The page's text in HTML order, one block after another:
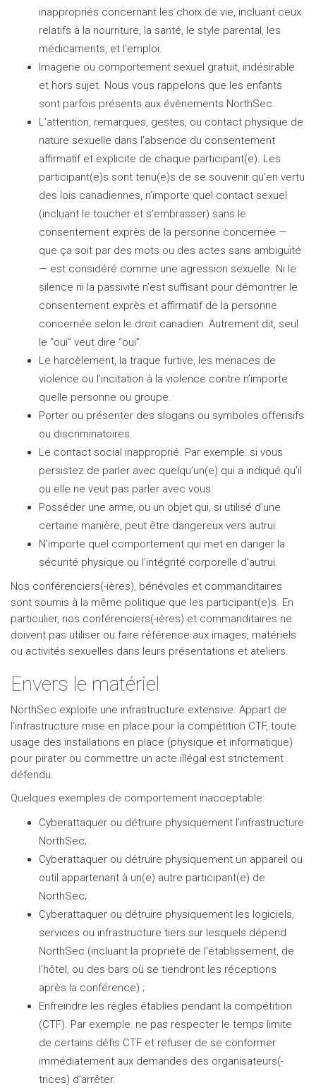
inappropriés concernant les choix de vie, incluant ceux
relatifs à la nourriture, la santé, le style parental, les
médicaments, et l’emploi.
Imagerie ou comportement sexuel gratuit, indésirable
et hors sujet. Nous vous rappelons que les enfants
sont parfois présents aux évènements NorthSec.
L’attention, remarques, gestes, ou contact physique de
nature sexuelle dans l’absence du consentement
affirmatif et explicite de chaque participant(e). Les
participant(e)s sont tenu(e)s de se souvenir qu’en vertu
des lois canadiennes, n’importe quel contact sexuel
(incluant le toucher et s’embrasser) sans le
consentement exprès de la personne concernée —
que ça soit par des mots ou des actes sans ambiguïté
— est considéré comme une agression sexuelle. Ni le
silence ni la passivité n’est suffisant pour démontrer le
consentement exprès et affirmatif de la personne
concernée selon le droit canadien. Autrement dit, seul
le “oui” veut dire “oui”.
Le harcèlement, la traque furtive, les menaces de
violence ou l’incitation à la violence contre n’importe
quelle personne ou groupe.
Porter ou présenter des slogans ou symboles offensifs
ou discriminatoires.
Le contact social inapproprié. Par exemple: si vous
persistez de parler avec quelqu’un(e) qui a indiqué qu’il
ou elle ne veut pas parler avec vous.
Posséder une arme, ou un objet qui, si utilisé d’une
certaine manière, peut être dangereux vers autrui.
N’importe quel comportement qui met en danger la
sécurité physique ou l’intégrité corporelle d’autrui.
Nos conférenciers(-ières), bénévoles et commanditaires
sont soumis à la même politique que les participant(e)s. En
particulier, nos conférenciers(-ières) et commanditaires ne
doivent pas utiliser ou faire référence aux images, matériels
ou activités sexuelles dans leurs présentations et ateliers.
Envers le matériel
NorthSec exploite une infrastructure extensive. Appart de
l’infrastructure mise en place pour la compétition CTF, toute
usage des installations en place (physique et informatique)
pour pirater ou commettre un acte illégal est strictement
défendu.
Quelques exemples de comportement inacceptable:
Cyberattaquer ou détruire physiquement l’infrastructure
NorthSec;
Cyberattaquer ou détruire physiquement un appareil ou
outil appartenant à un(e) autre participant(e) de
NorthSec;
Cyberattaquer ou détruire physiquement les logiciels,
services ou infrastructure tiers sur lesquels dépend
NorthSec (incluant la propriété de l’établissement, de
l’hôtel, ou des bars où se tiendront les réceptions
après la conférence) ;
Enfreindre les règles établies pendant la compétition
(CTF). Par exemple: ne pas respecter le temps limite
de certains défis CTF et refuser de se conformer
immédiatement aux demandes des organisateurs(-
trices) d’arrêter.